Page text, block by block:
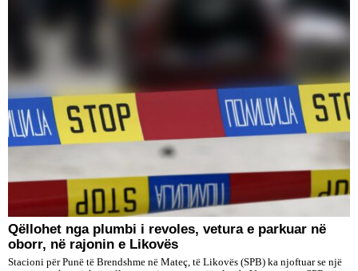
Qëllohet nga plumbi i revoles, vetura e parkuar në
oborr, në rajonin e Likovës
Stacioni për Punë të Brendshme në Mateç, të Likovës (SPB) ka njoftuar se një